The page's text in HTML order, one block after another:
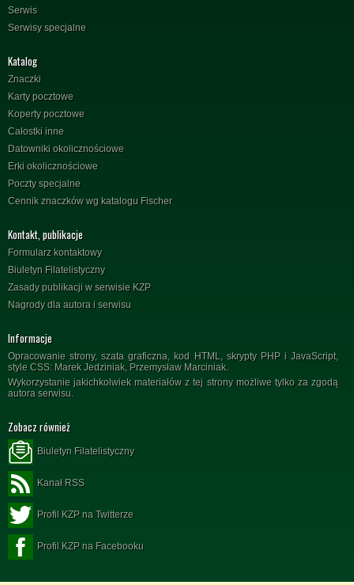
Serwis
Serwisy specjalne
Katalog
Znaczki
Karty pocztowe
Koperty pocztowe
Całostki inne
Datowniki okolicznościowe
Erki okolicznościowe
Poczty specjalne
Cennik znaczków wg katalogu Fischer
Kontakt, publikacje
Formularz kontaktowy
Biuletyn Filatelistyczny
Zasady publikacji w serwisie KZP
Nagrody dla autora i serwisu
Informacje
Opracowanie strony, szata graficzna, kod HTML, skrypty PHP i JavaScript,
style CSS: Marek Jedziniak, Przemysław Marciniak.
Wykorzystanie jakichkolwiek materiałów z tej strony możliwe tylko za zgodą
autora serwisu.
Zobacz również
Biuletyn Filatelistyczny
Kanał RSS
Profil KZP na Twitterze
Profil KZP na Facebooku